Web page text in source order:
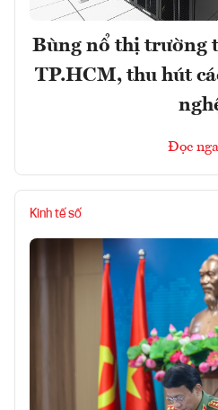
Bùng nổ thị trường
TP.HCM, thu hút
Đọc
Kinh tế số